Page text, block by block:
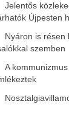
Jelentős
Újpesten
Nyáron is résen
szemben
A